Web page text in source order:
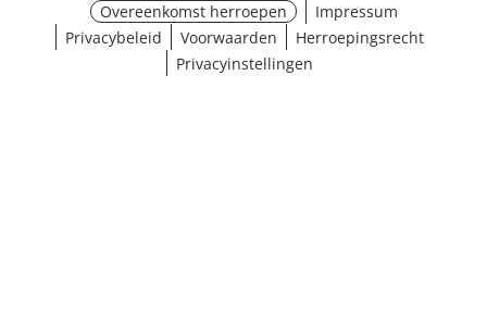
Overeenkomst herroepen
Impressum
Privacybeleid
Voorwaarden
Herroepingsrecht
Privacyinstellingen